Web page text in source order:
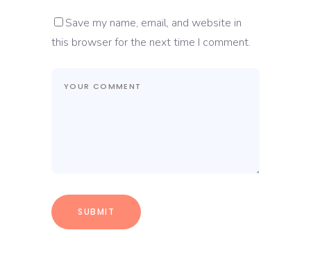
Save my name, email, and website in
this browser for the next time I comment.